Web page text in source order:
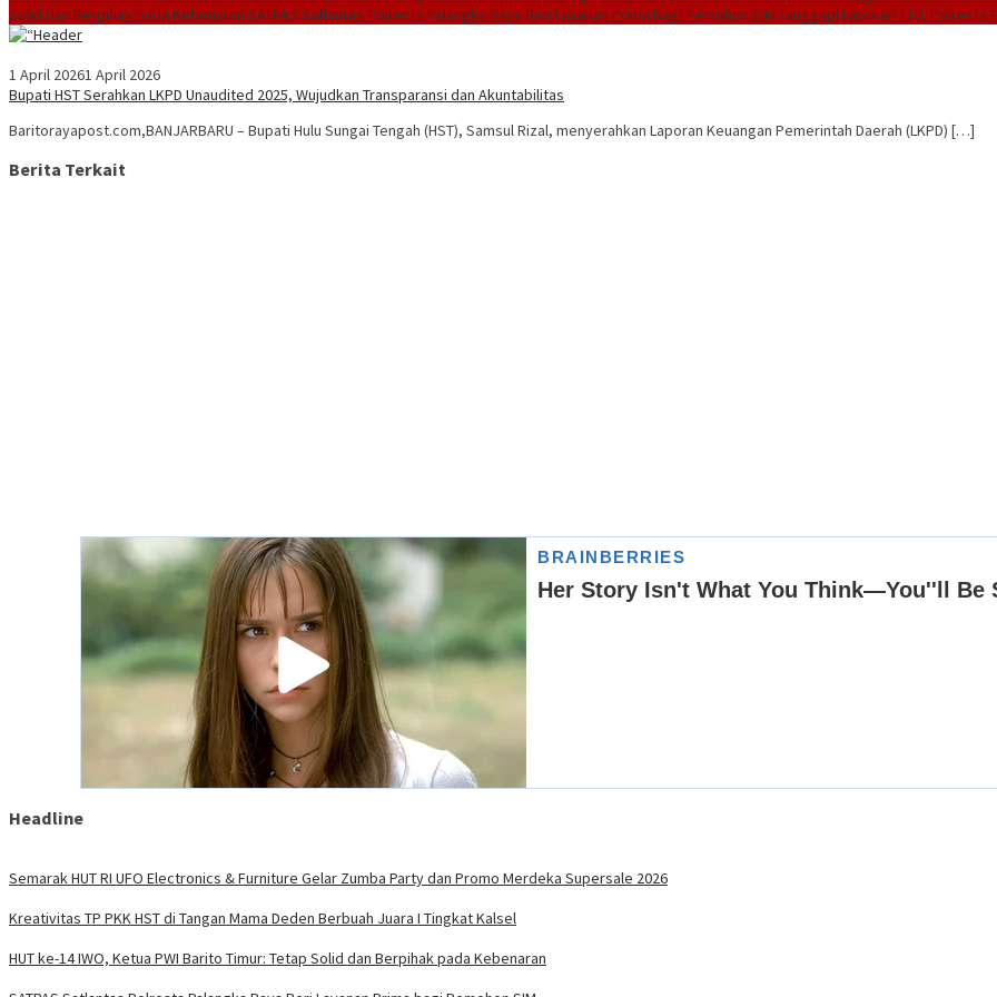
Solid dan Berpihak pada Kebenaran SATPAS Satlantas Polresta Palangka Raya Beri Layanan Prima bagi Pemohon SIM Tanggapi Laporan 110, Polresta
1 April 20261 April 2026
Bupati HST Serahkan LKPD Unaudited 2025, Wujudkan Transparansi dan Akuntabilitas
Baritorayapost.com,BANJARBARU – Bupati Hulu Sungai Tengah (HST), Samsul Rizal, menyerahkan Laporan Keuangan Pemerintah Daerah (LKPD) […]
Berita Terkait
Headline
Semarak HUT RI UFO Electronics & Furniture Gelar Zumba Party dan Promo Merdeka Supersale 2026
Kreativitas TP PKK HST di Tangan Mama Deden Berbuah Juara I Tingkat Kalsel
HUT ke-14 IWO, Ketua PWI Barito Timur: Tetap Solid dan Berpihak pada Kebenaran